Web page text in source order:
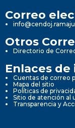
Correo
Otros
Directorio de
Enlaces
Cuentas de correo
Mapa del sitio
Políticas de
Sitio de atención al
Transparencia y